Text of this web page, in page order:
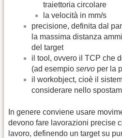
traiettoria circolare
la velocità in mm/s
precisione, definita dal
la massima distanza
del target
il tool, ovvero il TCP che
(ad esempio servo per la
il workobject, cioè il
considerare nello
In genere conviene usare
devono fare lavorazioni precise
lavoro, definendo un target su